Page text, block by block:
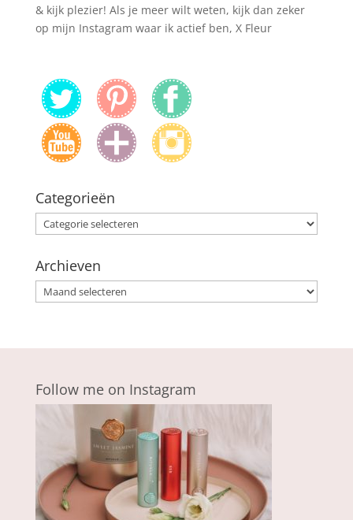
& kijk plezier! Als je meer wilt weten, kijk dan zeker
op mijn Instagram waar ik actief ben, X Fleur
Categorieën
Categorieën
Archieven
Archieven
Follow me on Instagram